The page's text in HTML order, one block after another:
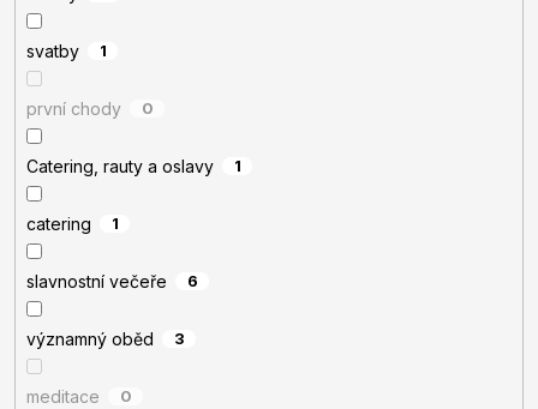
svatby 1
první chody 0
Catering, rauty a oslavy 1
catering 1
slavnostní večeře 6
významný oběd 3
meditace 0